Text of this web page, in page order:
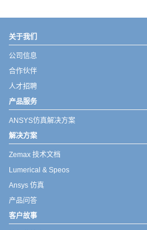
关于我们
公司信息
合作伙伴
人才招聘
产品服务
ANSYS仿真解决方案
解决方案
Zemax 技术文档
Lumerical & Speos
Ansys 仿真
产品问答
客户故事